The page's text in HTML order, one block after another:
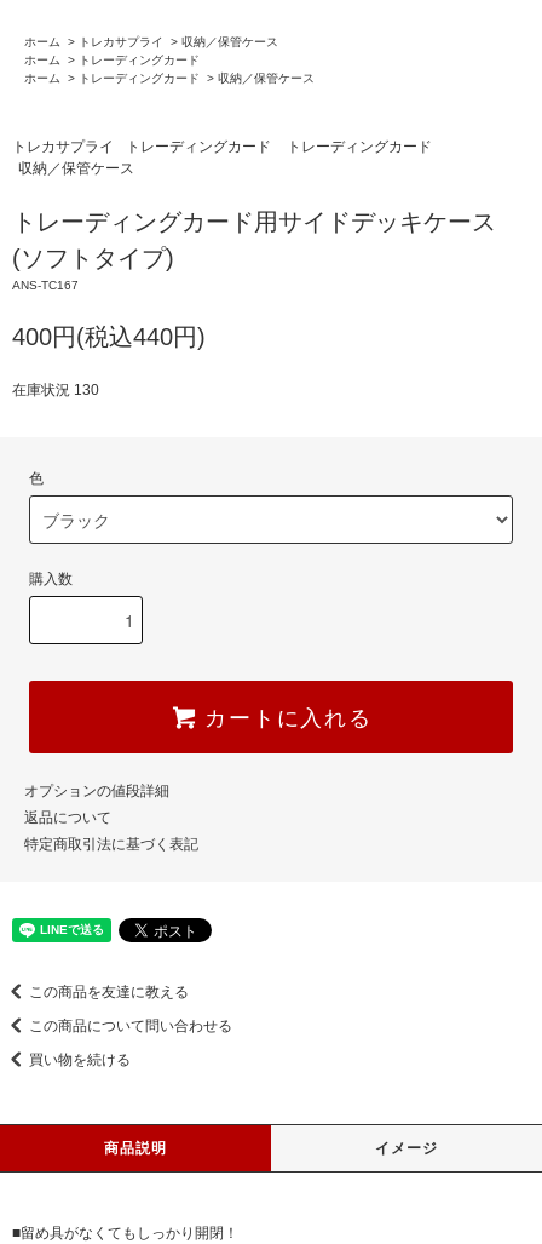
ホーム > トレカサプライ > 収納／保管ケース
ホーム
> トレーディングカード
ホーム
> トレーディングカード > 収納／保管ケース
トレカサプライ トレーディングカード
トレーディングカード
収納／保管ケース
トレーディングカード用サイドデッキケース
(ソフトタイプ)
ANS-TC167
400円(税込440円)
在庫状況 130
色
購入数
カートに入れる
オプションの値段詳細
返品について
特定商取引法に基づく表記
この商品を友達に教える
この商品について問い合わせる
買い物を続ける
商品説明 イメージ
■留め具がなくてもしっかり開閉！